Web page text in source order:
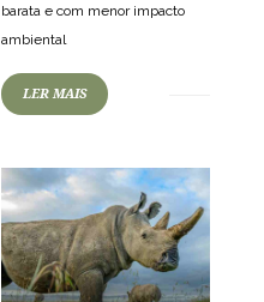
barata e com menor impacto
ambiental
LER MAIS